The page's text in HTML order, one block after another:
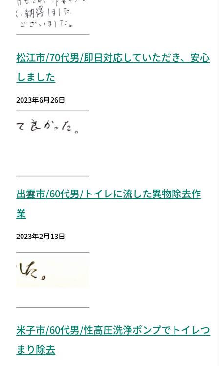
松江市/70代男/即日対応していただき、安心
しました
2023年6月26日
出雲市/60代男/トイレに流した異物除去作
業
2023年2月13日
米子市/60代男/性高圧洗浄ポンプでトイレつ
まり除去